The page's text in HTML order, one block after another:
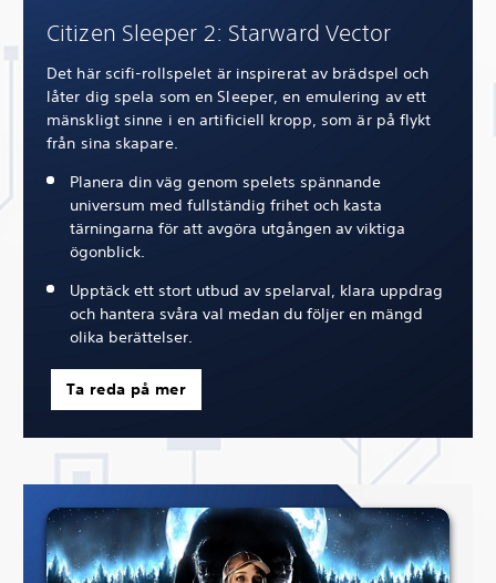
Citizen Sleeper 2: Starward Vector
Det här scifi-rollspelet är inspirerat av brädspel och
låter dig spela som en Sleeper, en emulering av ett
mänskligt sinne i en artificiell kropp, som är på flykt
från sina skapare.
Planera din väg genom spelets spännande
universum med fullständig frihet och kasta
tärningarna för att avgöra utgången av viktiga
ögonblick.
Upptäck ett stort utbud av spelarval, klara uppdrag
och hantera svåra val medan du följer en mängd
olika berättelser.
Ta reda på mer